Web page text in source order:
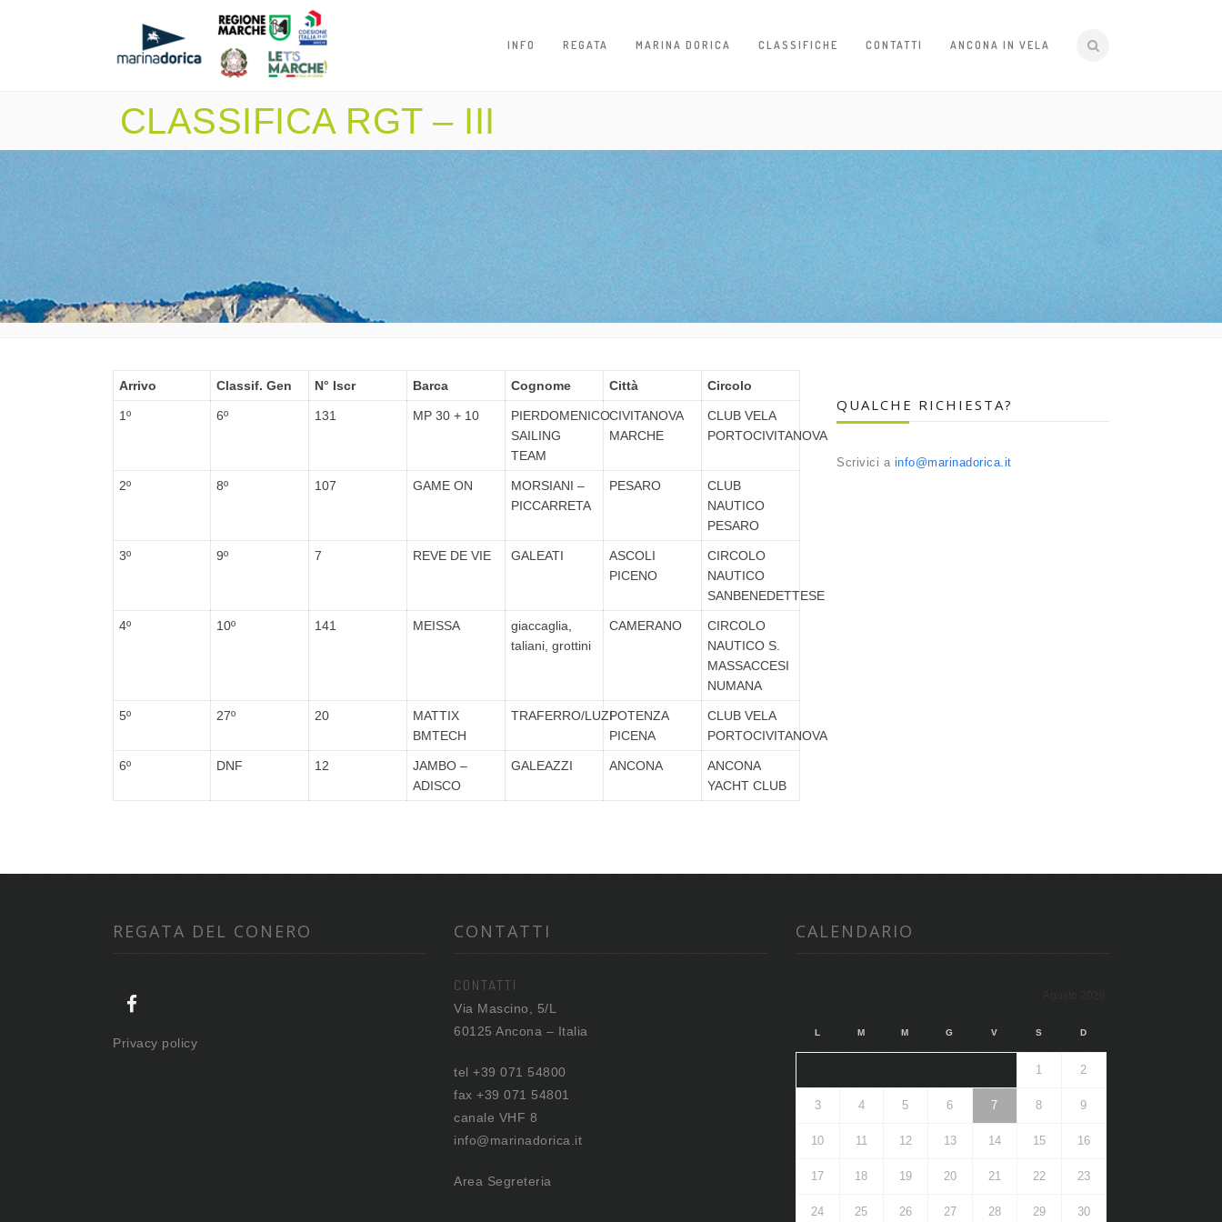
INFO REGATA MARINA DORICA CLASSIFICHE CONTATTI ANCONA IN VELA
CLASSIFICA RGT – III
Arrivo Classif. Gen N° Iscr Barca Cognome Città Circolo
1º 6º 131 MP 30 + 10
PIERDOMENICO
SAILING
TEAM
CIVITANOVA
MARCHE
CLUB VELA
PORTOCIVITANOVA
2º 8º 107 GAME ON
MORSIANI –
PICCARRETA
PESARO
CLUB
NAUTICO
PESARO
3º 9º 7 REVE DE VIE GALEATI
ASCOLI
PICENO
CIRCOLO
NAUTICO
SANBENEDETTESE
4º 10º 141 MEISSA
giaccaglia,
taliani, grottini
CAMERANO
CIRCOLO
NAUTICO S.
MASSACCESI
NUMANA
5º 27º 20
MATTIX
BMTECH
TRAFERRO/LUZIPOTENZA
PICENA
CLUB VELA
PORTOCIVITANOVA
6º DNF 12
JAMBO –
ADISCO
GALEAZZI ANCONA
ANCONA
YACHT CLUB
QUALCHE RICHIESTA?
Scrivici a info@marinadorica.it
REGATA DEL CONERO
Privacy policy
CONTATTI
CONTATTI
Via Mascino, 5/L
60125 Ancona – Italia
tel +39 071 54800
fax +39 071 54801
canale VHF 8
info@marinadorica.it
Area Segreteria
CALENDARIO
L M M G V S D
1 2
3 4 5 6 7 8 9
10 11 12 13 14 15 16
17 18 19 20 21 22 23
24 25 26 27 28 29 30